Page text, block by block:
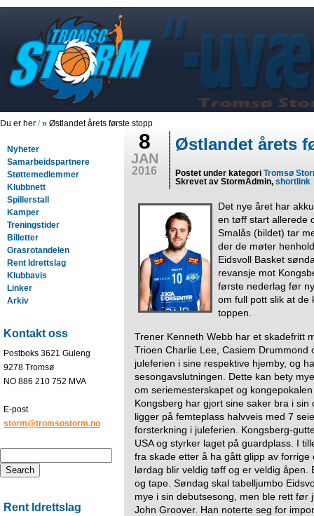
Du er her /» Østlandet årets første stopp
Nyheter
Samarbeidspartnere
Støttemedlemmer
Klubbnett
Spillerstall
Kamper
Treningstider
Billetter
Grasrotandelen
Rent Idrettslag
Klubbavis
Linker
Arkiv
Kontakt oss
Postboks 3621 Guleng
9278 Tromsø
NO 886 210 752 MVA
E-post
storm@tromsostorm.no
Rent Idrettslag
8
JAN
2016
Østlandet årets
Postet under kategoriTromsø
Skrevet av StormAdmin,shortlink
Det nye året har
en tøff start allerede
Smalås (bildet) tar
der de møter
Eidsvoll Basket
revansje mot
første nederlag før
om full pott slik at de
toppen.
Trener Kenneth Webb har et skadefritt
Trioen Charlie Lee, Casiem Drummond
juleferien i sine respektive hjemby, og
sesongavslutningen. Dette kan bety
om seriemesterskapet og
Kongsberg har gjort sine saker bra i
ligger på femteplass halvveis med 7
forsterkning i juleferien. Kongsberg-
USA og styrker laget på guardplass. I
fra skade etter å ha gått glipp av
lørdag blir veldig tøff og er veldig åpen.
og tape. Søndag skal tabelljumbo
mye i sin debutsesong, men ble rett før
John Groover. Han noterte seg for